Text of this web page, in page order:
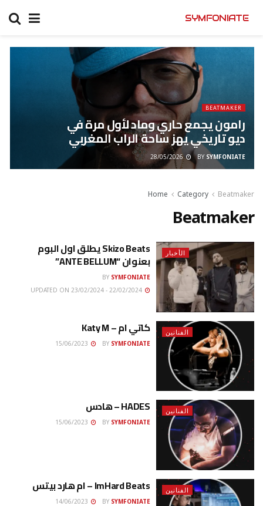
SYMFONIATE
BEATMAKER
رامون يجمع حاري وماد لأول مرة في
ديو تاريخي يهز ساحة الراب المغربي
BY SYMFONIATE
28/05/2026
Home Category Beatmaker
Beatmaker
الأخبار Skizo Beats يطلق اول البوم
بعنوان “ANTE BELLUM”
BY SYMFONIATE
22/02/2024 - UPDATED ON 23/02/2024
الفنانين كاتي ام – Katy M
BY SYMFONIATE
الفنانين HADES – هادس
BY SYMFONIATE
الفنانين ImHard Beats – ام هارد بيتس
BY SYMFONIATE